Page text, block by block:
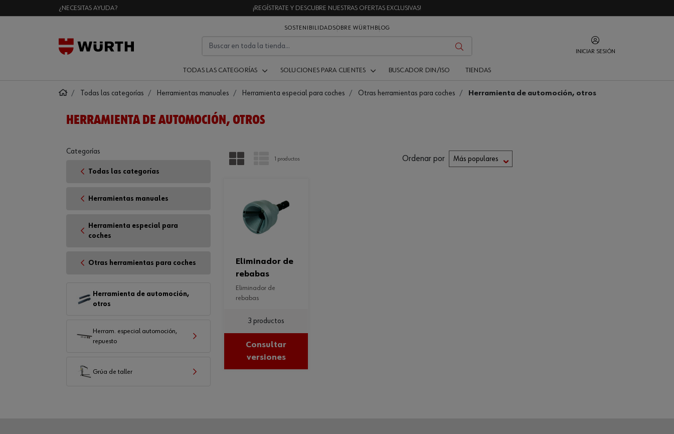
¿NECESITAS AYUDA? ¡REGÍSTRATE Y DESCUBRE NUESTRAS OFERTAS EXCLUSIVAS!
SOSTENIBILIDADSOBRE WÜRTH BLOG
INICIAR SESIÓN
TODAS LAS CATEGORÍAS SOLUCIONES PARA CLIENTES BUSCADOR DIN/ISO TIENDAS
Todas las categorías Herramientas manuales Herramienta especial para coches Otras herramientas para coches Herramienta de automoción, otros
HERRAMIENTA DE AUTOMOCIÓN, OTROS
PARRILLA LISTA
1 productos Ordenar por
eliminador de
rebabas
eliminador de
rebabas
3 productos
Consultar
versiones
Categorías
Todas las categorías
Herramientas manuales
Herramienta especial para
coches
Otras herramientas para coches
Herramienta de automoción,
otros
Herram. especial automoción,
repuesto
Grúa de taller